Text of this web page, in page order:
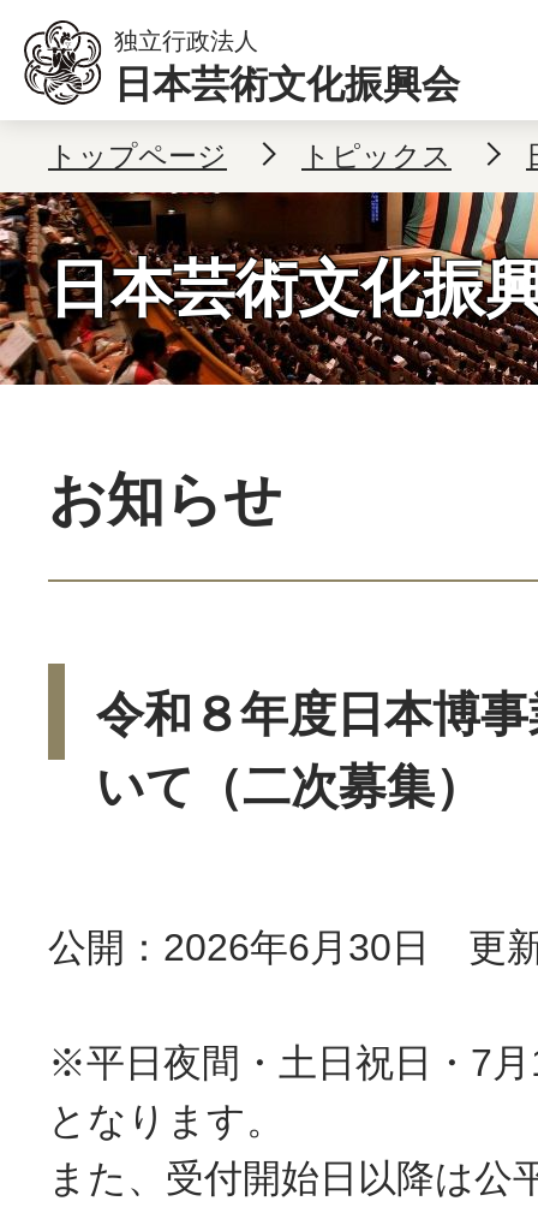
本文へ移動
独立行政法人
日本芸術文化振興会
トップページ トピックス
日本芸術文化振
お知らせ
令和８年度日本博
いて（二次募集）
公開：2026年6月30日 更
※平日夜間・土日祝日・7
となります。
また、受付開始日以降は公